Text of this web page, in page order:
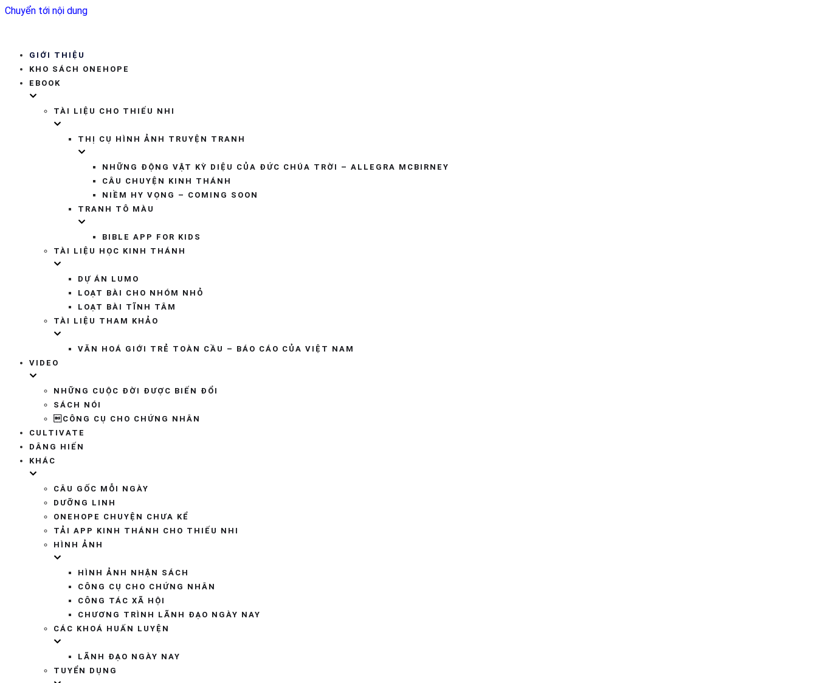
Chuyển tới nội dung
GIỚI THIỆU
KHO SÁCH ONEHOPE
EBOOK
TÀI LIỆU CHO THIẾU NHI
THỊ CỤ HÌNH ẢNH TRUYỆN TRANH
NHỮNG ĐỘNG VẬT KỲ DIỆU CỦA ĐỨC CHÚA TRỜI – ALLEGRA MCBIRNEY
CÂU CHUYỆN KINH THÁNH
NIỀM HY VỌNG – COMING SOON
TRANH TÔ MÀU
BIBLE APP FOR KIDS
TÀI LIỆU HỌC KINH THÁNH
DỰ ÁN LUMO
LOẠT BÀI CHO NHÓM NHỎ
LOẠT BÀI TĨNH TÂM
TÀI LIỆU THAM KHẢO
VĂN HOÁ GIỚI TRẺ TOÀN CẦU – BÁO CÁO CỦA VIỆT NAM
VIDEO
NHỮNG CUỘC ĐỜI ĐƯỢC BIẾN ĐỔI
SÁCH NÓI
CÔNG CỤ CHO CHỨNG NHÂN
CULTIVATE
DÂNG HIẾN
KHÁC
CÂU GỐC MỖI NGÀY
DƯỠNG LINH
ONEHOPE CHUYỆN CHƯA KỂ
TẢI APP KINH THÁNH CHO THIẾU NHI
HÌNH ẢNH
HÌNH ẢNH NHẬN SÁCH
CÔNG CỤ CHO CHỨNG NHÂN
CÔNG TÁC XÃ HỘI
CHƯƠNG TRÌNH LÃNH ĐẠO NGÀY NAY
CÁC KHOÁ HUẤN LUYỆN
LÃNH ĐẠO NGÀY NAY
TUYỂN DỤNG